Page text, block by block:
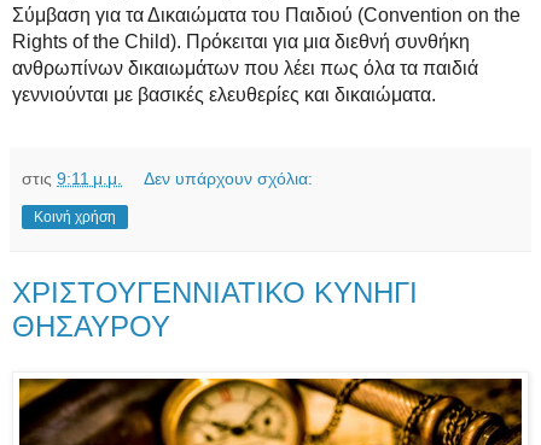
Σύμβαση για τα Δικαιώματα του Παιδιού (Convention on the
Rights of the Child). Πρόκειται για μια διεθνή συνθήκη
ανθρωπίνων δικαιωμάτων που λέει πως όλα τα παιδιά
γεννιούνται με βασικές ελευθερίες και δικαιώματα.
στις 9:11 μ.μ. Δεν υπάρχουν σχόλια:
Κοινή χρήση
ΧΡΙΣΤΟΥΓΕΝΝΙΑΤΙΚΟ ΚΥΝΗΓΙ
ΘΗΣΑΥΡΟΥ